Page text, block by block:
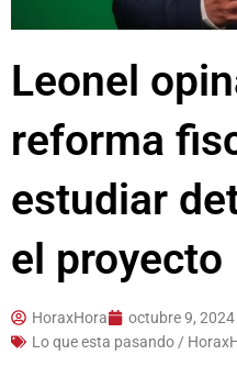
Leonel
reforma
estudiar
el proyecto
HoraxHora
octubre 9, 2024
Lo que esta pasando /